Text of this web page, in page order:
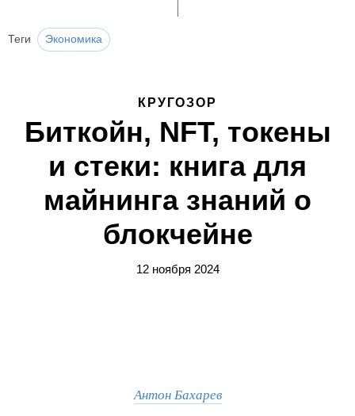
Теги Экономика
КРУГОЗОР
Биткойн, NFT, токены
и стеки: книга для
майнинга знаний о
блокчейне
12 ноября 2024
Антон Бахарев